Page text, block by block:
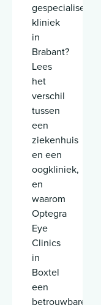
gespecialiseerde
kliniek
in
Brabant?
Lees
het
verschil
tussen
een
ziekenhuis
en een
oogkliniek,
en
waarom
Optegra
Eye
Clinics
in
Boxtel
een
betrouwbare